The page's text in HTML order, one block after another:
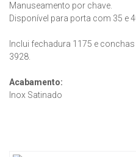
Manuseamento por chave.
Disponível para porta com 35 e
Inclui fechadura 1175 e
3928.
Acabamento:
Inox Satinado